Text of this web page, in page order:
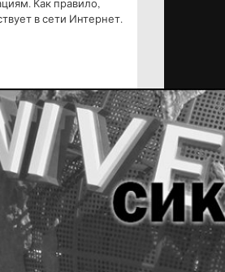
Как правило,
в сети Интернет.